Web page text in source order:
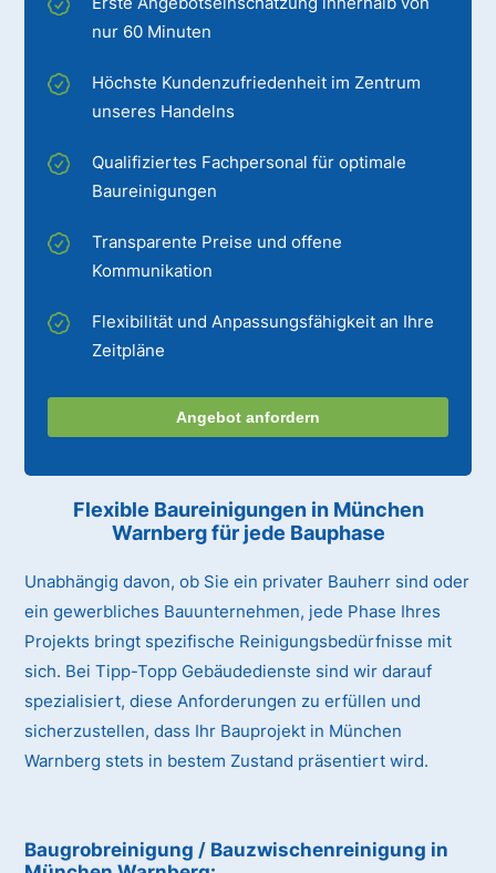
nur 60 Minuten
Höchste Kundenzufriedenheit im Zentrum
unseres Handelns
Qualifiziertes Fachpersonal für optimale
Baureinigungen
Transparente Preise und offene
Kommunikation
Flexibilität und Anpassungsfähigkeit an Ihre
Zeitpläne
Angebot anfordern
Flexible Baureinigungen in München
Warnbergfür jede Bauphase
Unabhängig davon, ob Sie ein privater Bauherr sind oder
ein gewerbliches Bauunternehmen, jede Phase Ihres
Projekts bringt spezifische Reinigungsbedürfnisse mit
sich. Bei Tipp-Topp Gebäudedienste sind wir darauf
spezialisiert, diese Anforderungen zu erfüllen und
sicherzustellen, dass Ihr Bauprojekt in München
Warnberg stets in bestem Zustand präsentiert wird.
Baugrobreinigung / Bauzwischenreinigung in